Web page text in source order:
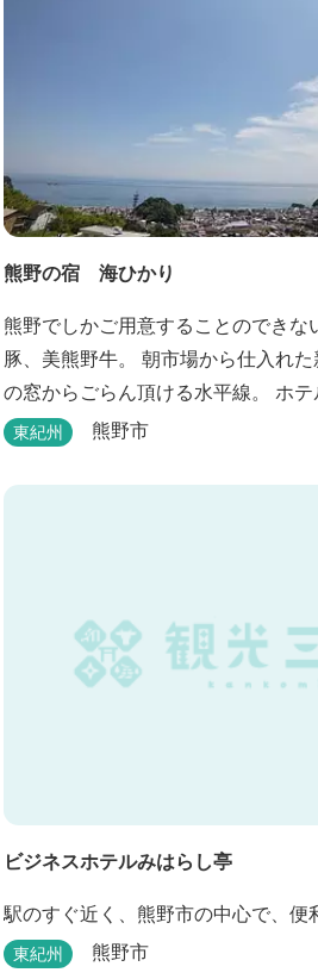
熊野の宿 海ひかり
熊野でしかご用意することのできな
豚、美熊野牛。 朝市場から仕入れ
の窓からごらん頂ける水平線。 ホテ
東紀州 熊野市
ビジネスホテルみはらし亭
駅のすぐ近く、熊野市の中心で、便
東紀州 熊野市